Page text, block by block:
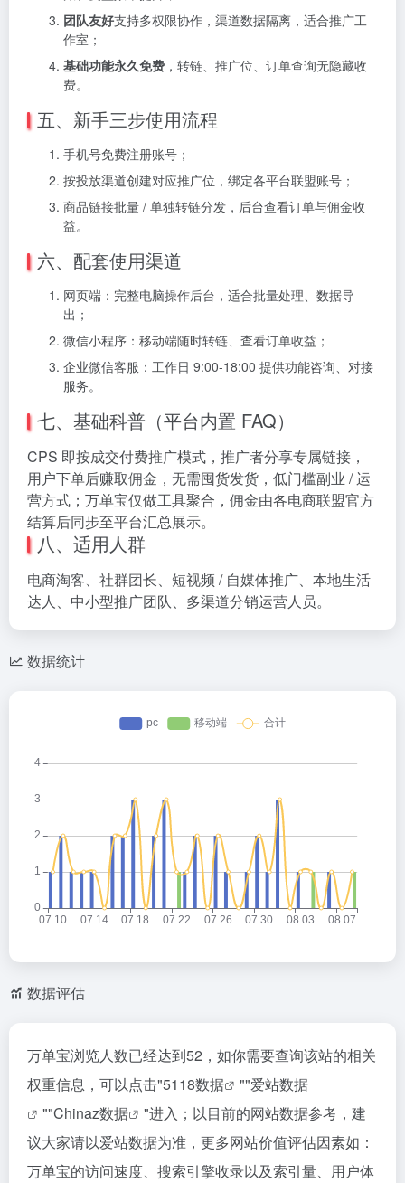
团队友好支持多权限协作，渠道数据隔离，适合推广工
作室；
基础功能永久免费 ，转链、推广位、订单查询无隐藏收
费。
五、新手三步使用流程
手机号免费注册账号；
按投放渠道创建对应推广位，绑定各平台联盟账号；
商品链接批量 / 单独转链分发，后台查看订单与佣金收
益。
六、配套使用渠道
网页端：完整电脑操作后台，适合批量处理、数据导
出；
微信小程序：移动端随时转链、查看订单收益；
企业微信客服：工作日 9:00-18:00 提供功能咨询、对接
服务。
七、基础科普（平台内置 FAQ）
CPS 即按成交付费推广模式，推广者分享专属链接，
用户下单后赚取佣金，无需囤货发货，低门槛副业 / 运
营方式；万单宝仅做工具聚合，佣金由各电商联盟官方
结算后同步至平台汇总展示。
八、适用人群
电商淘客、社群团长、短视频 / 自媒体推广、本地生活
达人、中小型推广团队、多渠道分销运营人员。
数据统计
数据评估
万单宝浏览人数已经达到52，如你需要查询该站的相关
权重信息，可以点击"5118数据 ""爱站数据
""Chinaz数据
"进入；以目前的网站数据参考，建
议大家请以爱站数据为准，更多网站价值评估因素如：
万单宝的访问速度、搜索引擎收录以及索引量、用户体